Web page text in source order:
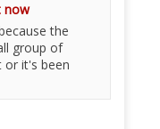
now
the
group of
or it's been